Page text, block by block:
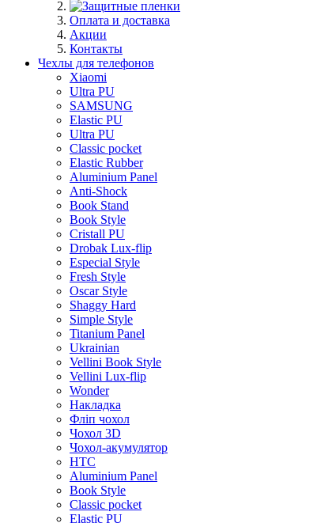
Оплата и доставка
Акции
Контакты
Чехлы для телефонов
Xiaomi
Ultra PU
SAMSUNG
Elastic PU
Ultra PU
Classic pocket
Elastic Rubber
Aluminium Panel
Anti-Shock
Book Stand
Book Style
Cristall PU
Drobak Lux-flip
Especial Style
Fresh Style
Oscar Style
Shaggy Hard
Simple Style
Titanium Panel
Ukrainian
Vellini Book Style
Vellini Lux-flip
Wonder
Накладка
Фліп чохол
Чохол 3D
Чохол-акумулятор
HTC
Aluminium Panel
Book Style
Classic pocket
Elastic PU